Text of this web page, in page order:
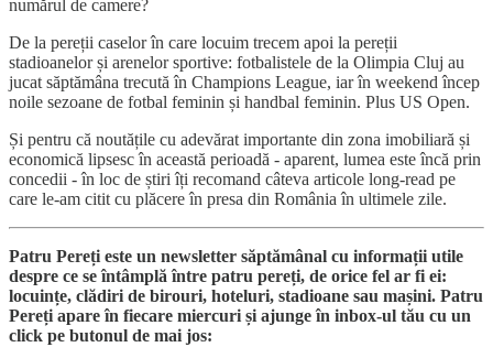
numărul de camere?
De la pereții caselor în care locuim trecem apoi la pereții
stadioanelor și arenelor sportive: fotbalistele de la Olimpia Cluj au
jucat săptămâna trecută în Champions League, iar în weekend încep
noile sezoane de fotbal feminin și handbal feminin. Plus US Open.
Și pentru că noutățile cu adevărat importante din zona imobiliară și
economică lipsesc în această perioadă - aparent, lumea este încă prin
concedii - în loc de știri îți recomand câteva articole long-read pe
care le-am citit cu plăcere în presa din România în ultimele zile.
Patru Pereți este un newsletter săptămânal cu informații utile
despre ce se întâmplă între patru pereți, de orice fel ar fi ei:
locuințe, clădiri de birouri, hoteluri, stadioane sau mașini. Patru
Pereți apare în fiecare miercuri și ajunge în inbox-ul tău cu un
click pe butonul de mai jos: